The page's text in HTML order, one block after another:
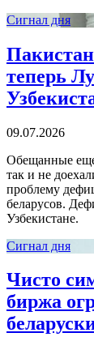
Сигнал дня
теперь
09.07.2026
Обещанные еще
так и не
проблему
беларусов.
Узбекистане.
Сигнал дня
Чисто
биржа